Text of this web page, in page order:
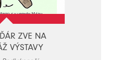
ZVE NA
VÝSTAVY